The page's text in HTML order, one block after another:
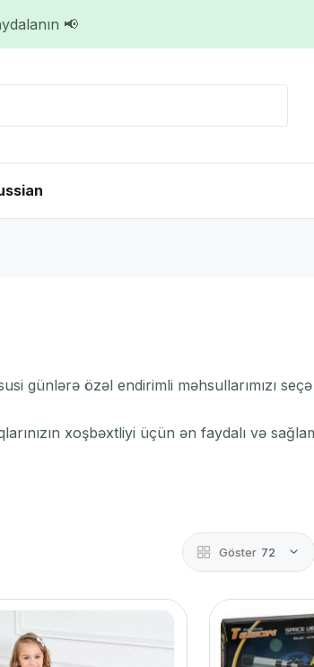
📢
günlərə özəl endirimli məhsullarımızı
xoşbəxtliyi üçün ən faydalı və
Göster 72